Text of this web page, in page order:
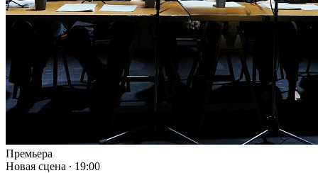
Премьера
Новая сцена ∙ 19:00